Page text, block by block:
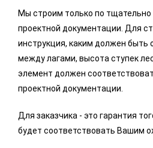
Мы строим только по тщательно
проектной документации. Для
инструкция, каким должен быть
между лагами, высота ступек
элемент должен
проектной документации.
Для заказчика - это гарантия
будет соответствовать Вашим